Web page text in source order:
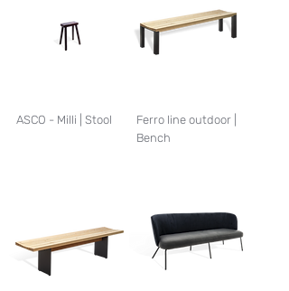
ASCO - Milli | Stool
Ferro line outdoor |
Bench